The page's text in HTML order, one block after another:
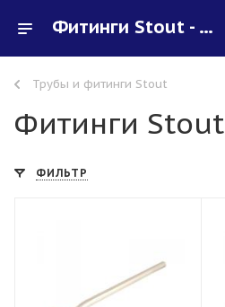
Фитинги Stout - купить в интернет-магазине Santeh-svar
Трубы и фитинги Stout
Фитинги Stout
ФИЛЬТР